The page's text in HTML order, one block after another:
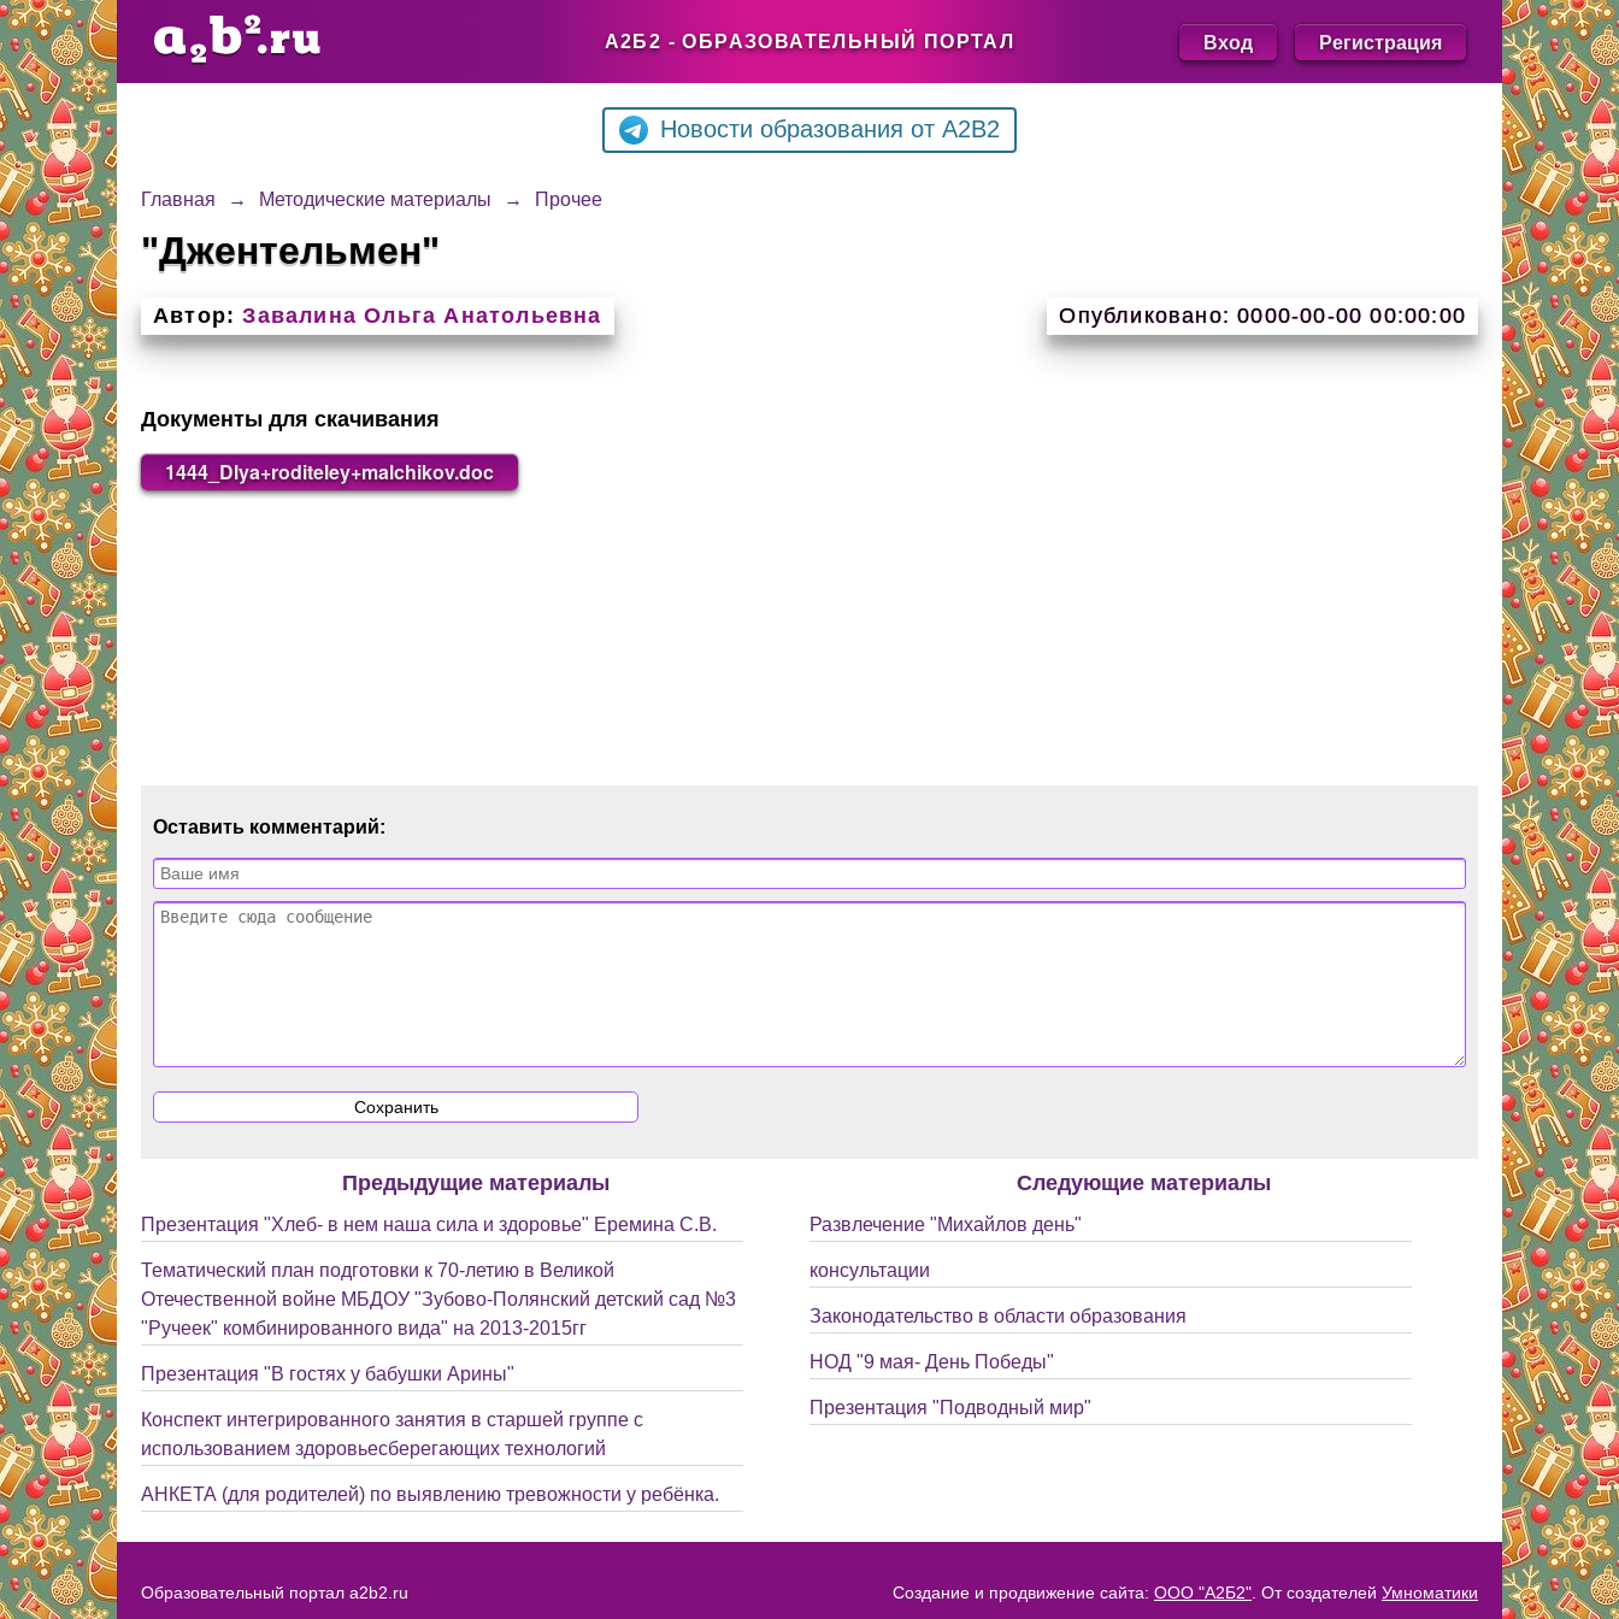
А2Б2 - ОБРАЗОВАТЕЛЬНЫЙ ПОРТАЛ Вход Регистрация
Новости образования от A2B2
Главная → Методические материалы → Прочее
"Джентельмен"
Автор: Завалина Ольга Анатольевна Опубликовано: 0000-00-00 00:00:00
Документы для скачивания
1444_Dlya+roditeley+malchikov.doc
Оставить комментарий:
Предыдущие материалы
Презентация "Хлеб- в нем наша сила и здоровье" Еремина С.В.
Тематический план подготовки к 70-летию в Великой
Отечественной войне МБДОУ "Зубово-Полянский детский сад №3
"Ручеек" комбинированного вида" на 2013-2015гг
Презентация "В гостях у бабушки Арины"
Конспект интегрированного занятия в старшей группе с
использованием здоровьесберегающих технологий
АНКЕТА (для родителей) по выявлению тревожности у ребёнка.
Следующие материалы
Развлечение "Михайлов день"
консультации
Законодательство в области образования
НОД "9 мая- День Победы"
Презентация "Подводный мир"
Образовательный портал a2b2.ru Создание и продвижение сайта: ООО "А2Б2" . От создателей Умноматики